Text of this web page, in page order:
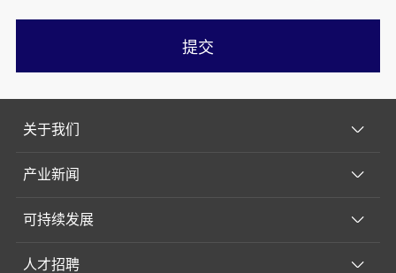
提交
关于我们
产业新闻
可持续发展
人才招聘